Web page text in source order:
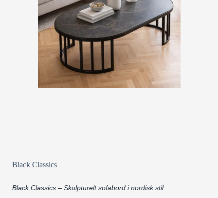
Black Classics
Black Classics – Skulpturelt sofabord i nordisk stil